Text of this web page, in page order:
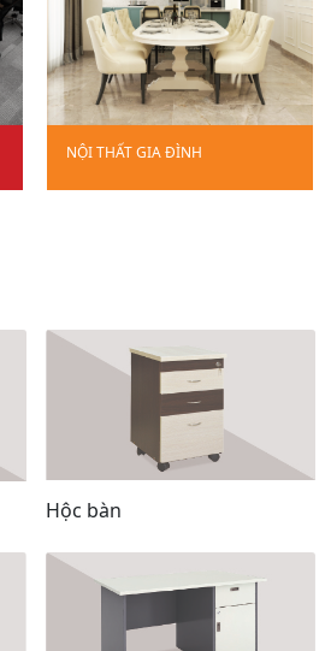
NỘI THẤT GIA ĐÌNH
Hộc bàn